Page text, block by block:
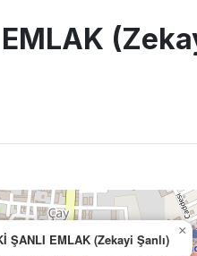
ŞANLI EMLAK (Zekayi Şanlı)
×